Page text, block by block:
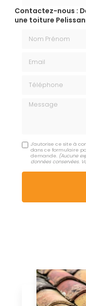
Contactez-nous :
une toiture
Message
J'autorise ce site à
dans ce formulaire
demande. (Aucune
données conservées.